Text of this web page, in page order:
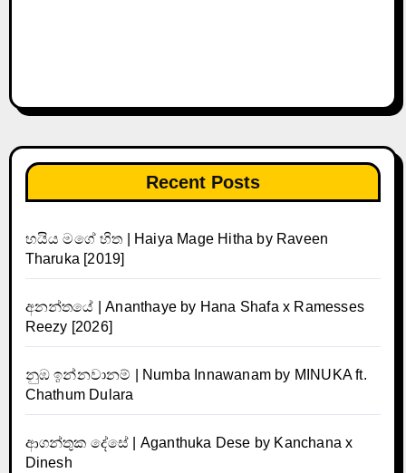
Recent Posts
හයිය මගේ හිත | Haiya Mage Hitha by Raveen
Tharuka [2019]
අනන්තයේ | Ananthaye by Hana Shafa x Ramesses
Reezy [2026]
නුඹ ඉන්නවානම් | Numba Innawanam by MINUKA ft.
Chathum Dulara
ආගන්තුක දේසේ | Aganthuka Dese by Kanchana x
Dinesh